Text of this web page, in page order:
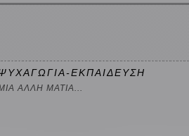
ΕΚΠΑΙΔΕΥΣΗ
ΑΛΛΗ ΜΑΤΙΑ...